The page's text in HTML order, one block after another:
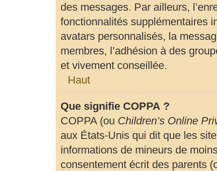
des messages. Par ailleurs,
fonctionnalités supplémentaires
avatars personnalisés, la
membres, l’adhésion à des
et vivement conseillée.
Haut
Que signifie COPPA ?
COPPA (ou Children’s Online
aux États-Unis qui dit que les
informations de mineurs de
consentement écrit des parents